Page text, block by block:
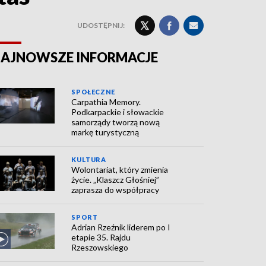
UDOSTĘPNIJ:
INFORMACJE
SPOŁECZNE
Carpathia Memory.
Podkarpackie i słowackie
samorządy tworzą nową
markę turystyczną
KULTURA
Wolontariat, który zmienia
życie. „Klaszcz Głośniej”
zaprasza do współpracy
SPORT
Adrian Rzeźnik liderem po I
etapie 35. Rajdu
Rzeszowskiego